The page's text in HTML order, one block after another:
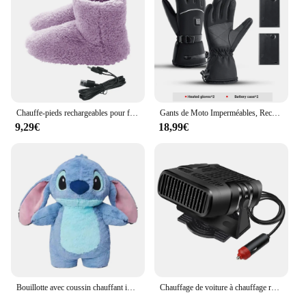
Chauffe-pieds rechargeables pour femmes et hommes, chaussures métropolitaines USB lavables, chaussures de maison pour temps froid
9,29€
Gants de Moto Imperméables, Rechargeables et Chauffants Thermiques, Équipement Chaud pour Motoneige, Ski, Écran Tactile pour l'Hiver
18,99€
Bouillotte avec coussin chauffant instantané, sac en peluche, chauffe-mains, chauffe-ventre, maison, hiver, mignon, 500ml Chauffage de voiture à chauffage rapide, dél'offre buage de pare-brise, anti-buée, faible bruit, gel, neige, machine de dél'offre buage, accessoires automobiles, 12V, 24V